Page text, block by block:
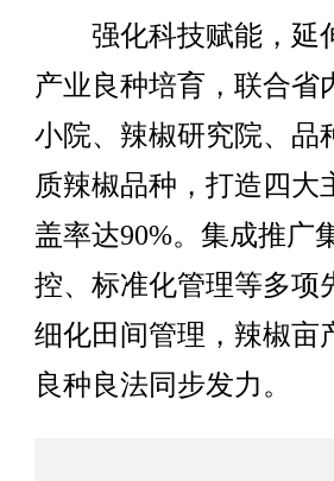
强化科技赋能，延
产业良种培育，联合省
小院、辣椒研究院、品
质辣椒品种，打造四大
盖率达90%。集成推广
控、标准化管理等多项
细化田间管理，辣椒亩
良种良法同步发力。